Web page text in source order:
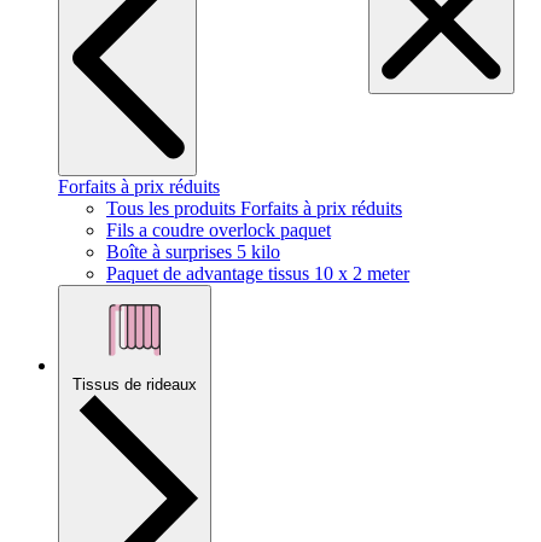
Forfaits à prix réduits
Tous les produits Forfaits à prix réduits
Fils a coudre overlock paquet
Boîte à surprises 5 kilo
Paquet de advantage tissus 10 x 2 meter
Tissus de rideaux